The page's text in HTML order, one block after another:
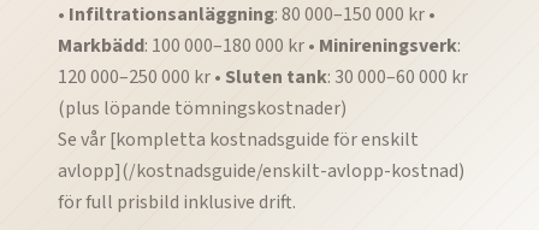
• Infiltrationsanläggning: 80 000–150 000 kr •
Markbädd: 100 000–180 000 kr • Minireningsverk:
120 000–250 000 kr • Sluten tank: 30 000–60 000 kr
(plus löpande tömningskostnader)
Se vår [kompletta kostnadsguide för enskilt
avlopp](/kostnadsguide/enskilt-avlopp-kostnad)
för full prisbild inklusive drift.